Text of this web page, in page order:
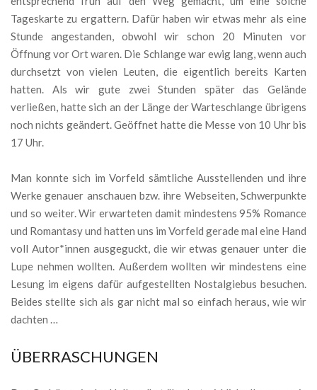
Tageskarte zu ergattern. Dafür haben wir etwas mehr als eine
Stunde angestanden, obwohl wir schon 20 Minuten vor
Öffnung vor Ort waren. Die Schlange war ewig lang, wenn auch
durchsetzt von vielen Leuten, die eigentlich bereits Karten
hatten. Als wir gute zwei Stunden später das Gelände
verließen, hatte sich an der Länge der Warteschlange übrigens
noch nichts geändert. Geöffnet hatte die Messe von 10 Uhr bis
17 Uhr.
Man konnte sich im Vorfeld sämtliche Ausstellenden und ihre
Werke genauer anschauen bzw. ihre Webseiten, Schwerpunkte
und so weiter. Wir erwarteten damit mindestens 95% Romance
und Romantasy und hatten uns im Vorfeld gerade mal eine Hand
voll Autor*innen ausgeguckt, die wir etwas genauer unter die
Lupe nehmen wollten. Außerdem wollten wir mindestens eine
Lesung im eigens dafür aufgestellten Nostalgiebus besuchen.
Beides stellte sich als gar nicht mal so einfach heraus, wie wir
dachten …
ÜBERRASCHUNGEN